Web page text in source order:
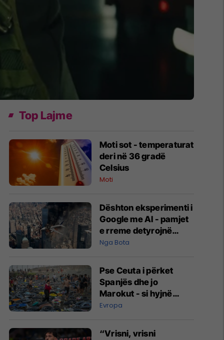
Top Lajme
Moti sot - temperaturat
deri në 36 gradë
Celsius
Moti
Dështon eksperimenti i
Google me AI - pamjet
e rreme detyrojnë
kompaninë të reagojë
Nga Bota
Pse Ceuta i përket
Spanjës dhe jo
Marokut - si hyjnë
masivisht migrantët në
Evropa
“Vrisni, vrisni